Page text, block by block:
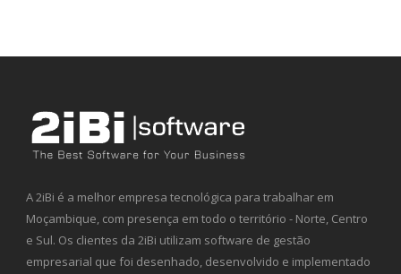
A 2iBi é a melhor empresa tecnológica para trabalhar em
Moçambique, com presença em todo o território - Norte, Centro
e Sul. Os clientes da 2iBi utilizam software de gestão
empresarial que foi desenhado, desenvolvido e implementado